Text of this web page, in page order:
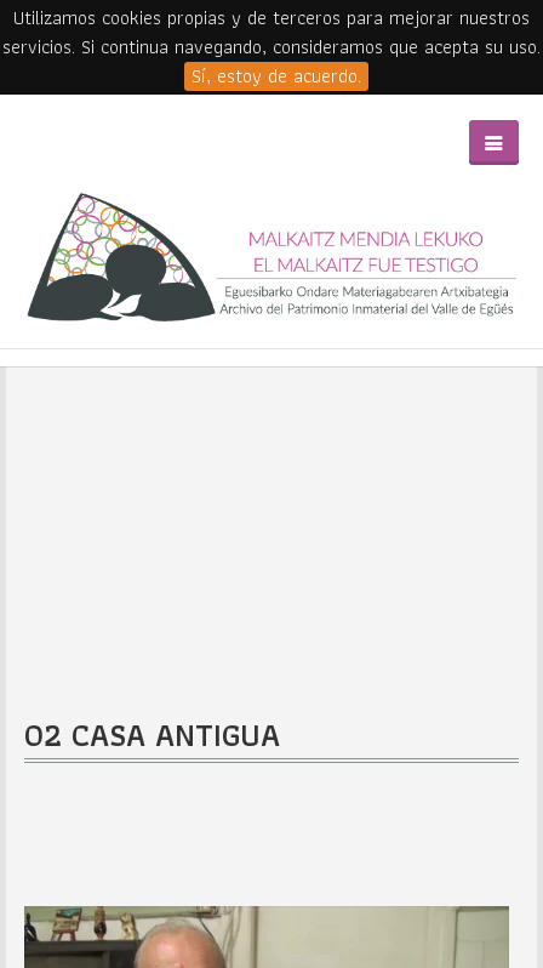
Utilizamos cookies propias y de terceros para mejorar nuestros
servicios. Si continua navegando, consideramos que acepta su uso.
Sí, estoy de acuerdo.
02 CASA ANTIGUA